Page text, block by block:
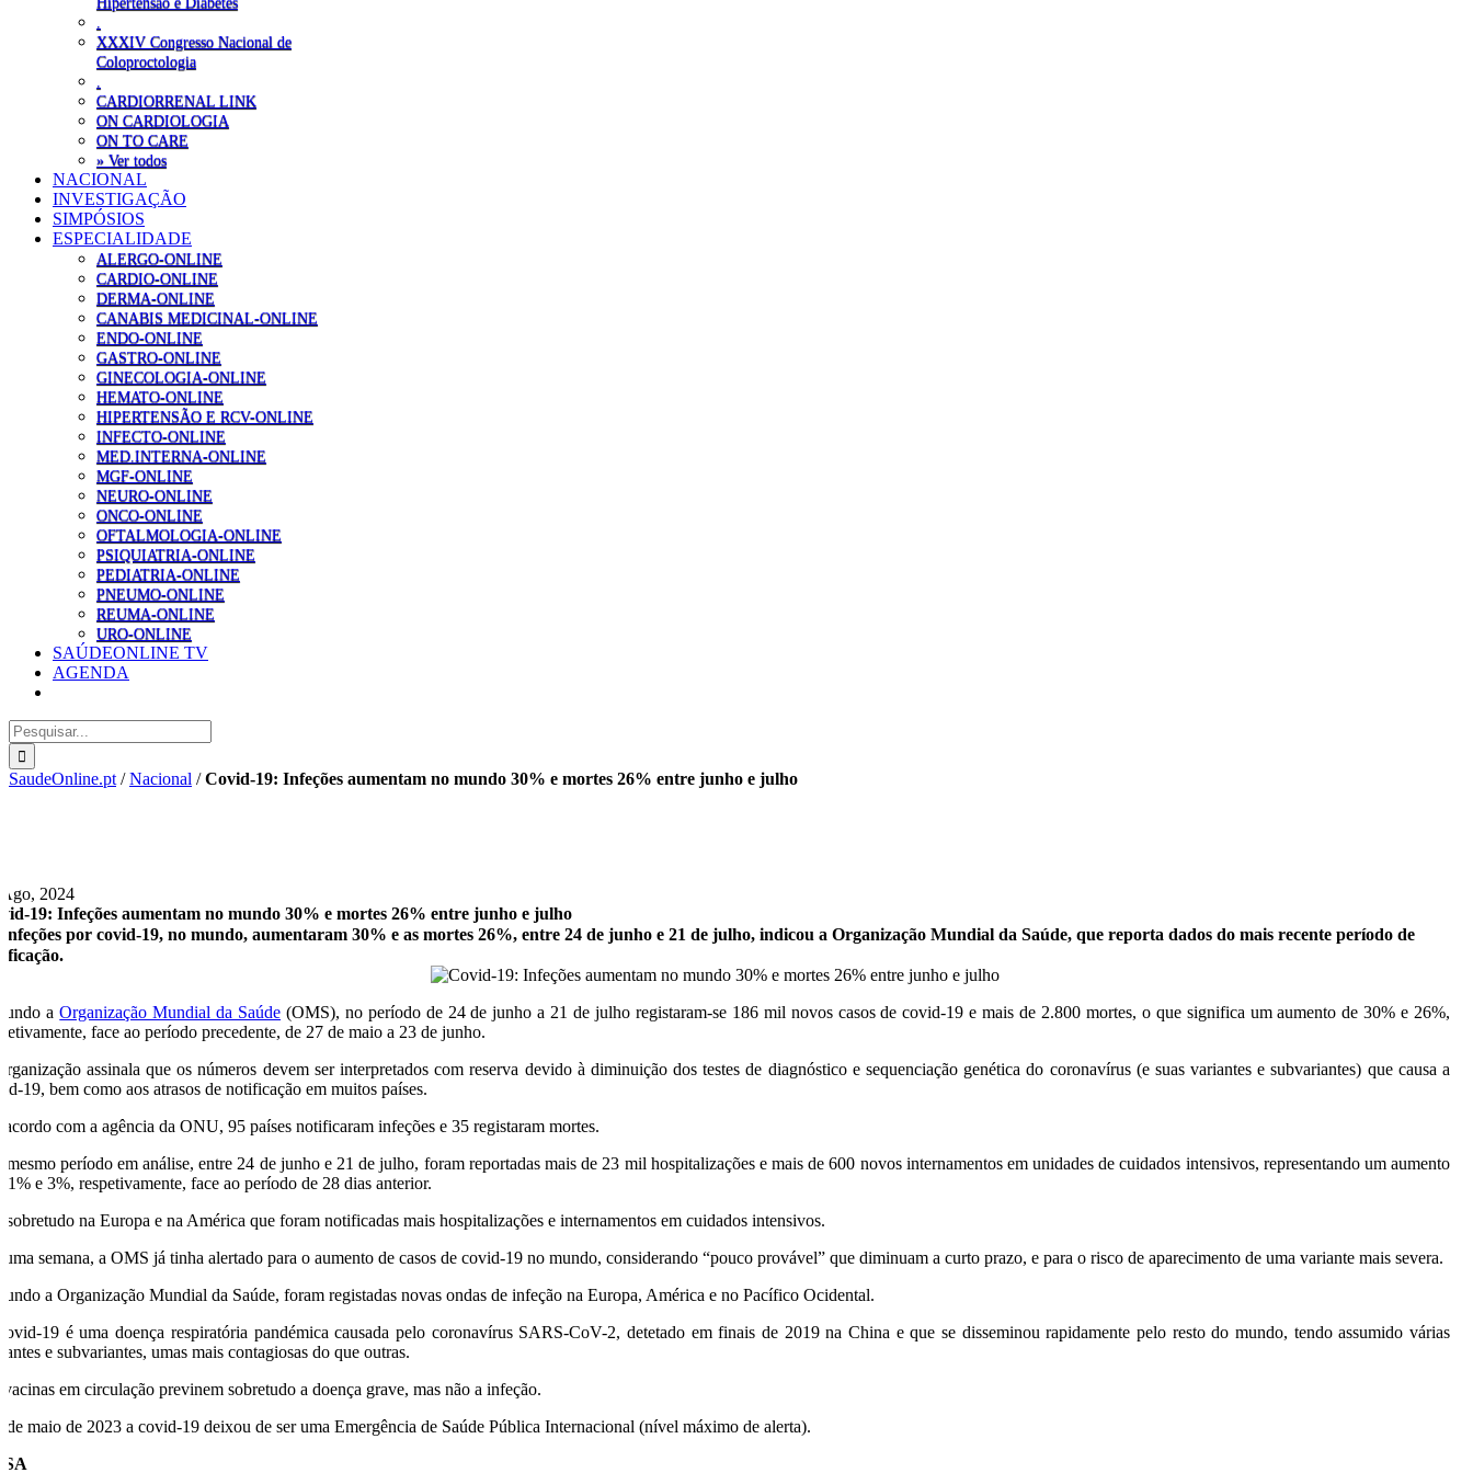
XXXIV Congresso Nacional de
Coloproctologia
CARDIORRENAL LINK
ON CARDIOLOGIA
ON TO CARE
» Ver todos
NACIONAL
INVESTIGAÇÃO
SIMPÓSIOS
ESPECIALIDADE
ALERGO-ONLINE
CARDIO-ONLINE
DERMA-ONLINE
CANABIS MEDICINAL-ONLINE
ENDO-ONLINE
GASTRO-ONLINE
GINECOLOGIA-ONLINE
HEMATO-ONLINE
HIPERTENSÃO E RCV-ONLINE
INFECTO-ONLINE
MED.INTERNA-ONLINE
MGF-ONLINE
NEURO-ONLINE
ONCO-ONLINE
OFTALMOLOGIA-ONLINE
PSIQUIATRIA-ONLINE
PEDIATRIA-ONLINE
PNEUMO-ONLINE
REUMA-ONLINE
URO-ONLINE
SAÚDEONLINE TV
AGENDA
Pesquisar
SaudeOnline.pt /Nacional /Covid-19: Infeções aumentam no mundo 30% e mortes 26% entre junho e julho
2024
19: Infeções aumentam no mundo 30% e mortes 26% entre junho e julho
infeções por covid-19, no mundo, aumentaram 30% e as mortes 26%, entre 24 de junho e 21 de julho, indicou a Organização Mundial da Saúde, que reporta dados do mais recente período de
aOrganização Mundial da Saúde (OMS), no período de 24 de junho a 21 de julho registaram-se 186 mil novos casos de covid-19 e mais de 2.800 mortes, o que significa um aumento de 30% e 26%,
face ao período precedente, de 27 de maio a 23 de junho.
assinala que os números devem ser interpretados com reserva devido à diminuição dos testes de diagnóstico e sequenciação genética do coronavírus (e suas variantes e subvariantes) que causa a
19, bem como aos atrasos de notificação em muitos países.
acordo com a agência da ONU, 95 países notificaram infeções e 35 registaram mortes.
mesmo período em análise, entre 24 de junho e 21 de julho, foram reportadas mais de 23 mil hospitalizações e mais de 600 novos internamentos em unidades de cuidados intensivos, representando um aumento
e 3%, respetivamente, face ao período de 28 dias anterior.
sobretudo na Europa e na América que foram notificadas mais hospitalizações e internamentos em cuidados intensivos.
uma semana, a OMS já tinha alertado para o aumento de casos de covid-19 no mundo, considerando “pouco provável” que diminuam a curto prazo, e para o risco de aparecimento de uma variante mais severa.
a Organização Mundial da Saúde, foram registadas novas ondas de infeção na Europa, América e no Pacífico Ocidental.
19 é uma doença respiratória pandémica causada pelo coronavírus SARS-CoV-2, detetado em finais de 2019 na China e que se disseminou rapidamente pelo resto do mundo, tendo assumido várias
e subvariantes, umas mais contagiosas do que outras.
em circulação previnem sobretudo a doença grave, mas não a infeção.
maio de 2023 a covid-19 deixou de ser uma Emergência de Saúde Pública Internacional (nível máximo de alerta).